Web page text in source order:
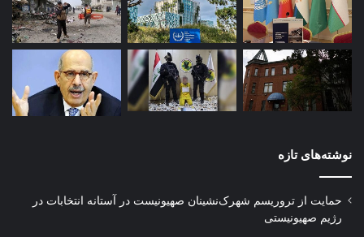
نوشته‌های تازه
حمایت از تروریسم شهرک‌نشینان صهیونیست در آستانه انتخابات در
رژیم صهیونیستی